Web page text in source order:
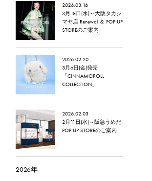
2026.03.16
3月18日(水)～大阪タカシ
マヤ店 Renewal ＆ POP UP
STOREのご案内
2026.02.20
3月6日(金)発売
「CINNAMOROLL
COLLECTION」
2026.02.03
2月11日(水)～阪急うめだ
POP UP STOREのご案内
2026年